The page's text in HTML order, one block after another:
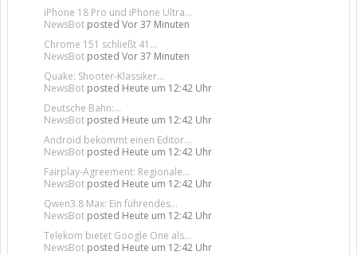
iPhone 18 Pro und iPhone Ultra...
NewsBot posted Vor 37 Minuten
Chrome 151 schließt 41...
NewsBot posted Vor 37 Minuten
Quake: Shooter-Klassiker...
NewsBot posted Heute um 12:42 Uhr
Deutsche Bahn:...
NewsBot posted Heute um 12:42 Uhr
Android bekommt einen Editor...
NewsBot posted Heute um 12:42 Uhr
Fairplay-Agreement: Regionale...
NewsBot posted Heute um 12:42 Uhr
Qwen3.8 Max: Ein führendes...
NewsBot posted Heute um 12:42 Uhr
Telekom bietet Google One als...
NewsBot posted Heute um 12:42 Uhr